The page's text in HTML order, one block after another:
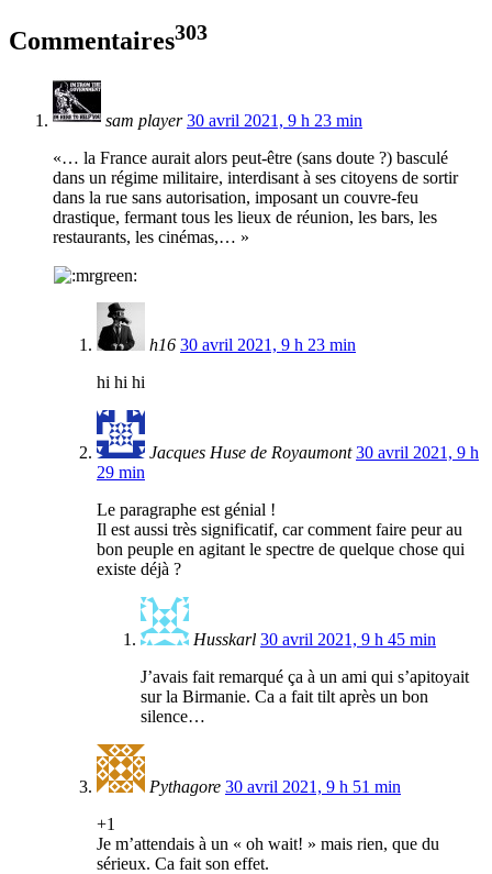
Commentaires303
sam player 30 avril 2021, 9 h 23 min
«… la France aurait alors peut-être (sans doute ?) basculé
dans un régime militaire, interdisant à ses citoyens de sortir
dans la rue sans autorisation, imposant un couvre-feu
drastique, fermant tous les lieux de réunion, les bars, les
restaurants, les cinémas,… »
h16 30 avril 2021, 9 h 23 min
hi hi hi
Jacques Huse de Royaumont 30 avril 2021, 9 h
29 min
Le paragraphe est génial !
Il est aussi très significatif, car comment faire peur au
bon peuple en agitant le spectre de quelque chose qui
existe déjà ?
Husskarl 30 avril 2021, 9 h 45 min
J’avais fait remarqué ça à un ami qui s’apitoyait
sur la Birmanie. Ca a fait tilt après un bon
silence…
Pythagore 30 avril 2021, 9 h 51 min
+1
Je m’attendais à un « oh wait! » mais rien, que du
sérieux. Ca fait son effet.